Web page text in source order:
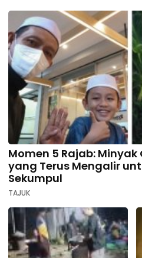
Momen 5 Rajab:
yang Terus Mengalir
Sekumpul
TAJUK